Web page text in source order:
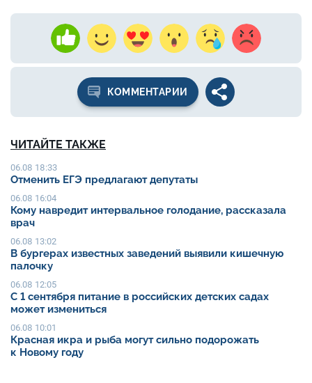
КОММЕНТАРИИ
ЧИТАЙТЕ ТАКЖЕ
06.08 18:33
Отменить ЕГЭ предлагают депутаты
06.08 16:04
Кому навредит интервальное голодание, рассказала
врач
06.08 13:02
В бургерах известных заведений выявили кишечную
палочку
06.08 12:05
С 1 сентября питание в российских детских садах
может измениться
06.08 10:01
Красная икра и рыба могут сильно подорожать
к Новому году